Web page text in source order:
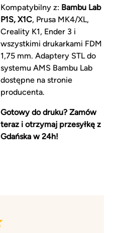
Kompatybilny z: Bambu Lab
P1S, X1C, Prusa MK4/XL,
Creality K1, Ender 3 i
wszystkimi drukarkami FDM
1,75 mm. Adaptery STL do
systemu AMS Bambu Lab
dostępne na stronie
producenta.
Gotowy do druku? Zamów
teraz i otrzymaj przesyłkę z
Gdańska w 24h!